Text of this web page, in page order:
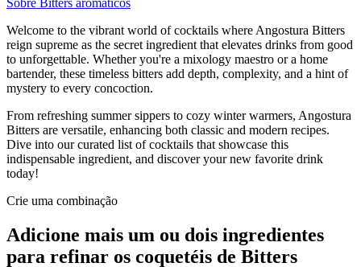
Sobre Bitters aromáticos
Welcome to the vibrant world of cocktails where Angostura Bitters
reign supreme as the secret ingredient that elevates drinks from good
to unforgettable. Whether you're a mixology maestro or a home
bartender, these timeless bitters add depth, complexity, and a hint of
mystery to every concoction.
From refreshing summer sippers to cozy winter warmers, Angostura
Bitters are versatile, enhancing both classic and modern recipes.
Dive into our curated list of cocktails that showcase this
indispensable ingredient, and discover your new favorite drink
today!
Crie uma combinação
Adicione mais um ou dois ingredientes
para refinar os coquetéis de Bitters